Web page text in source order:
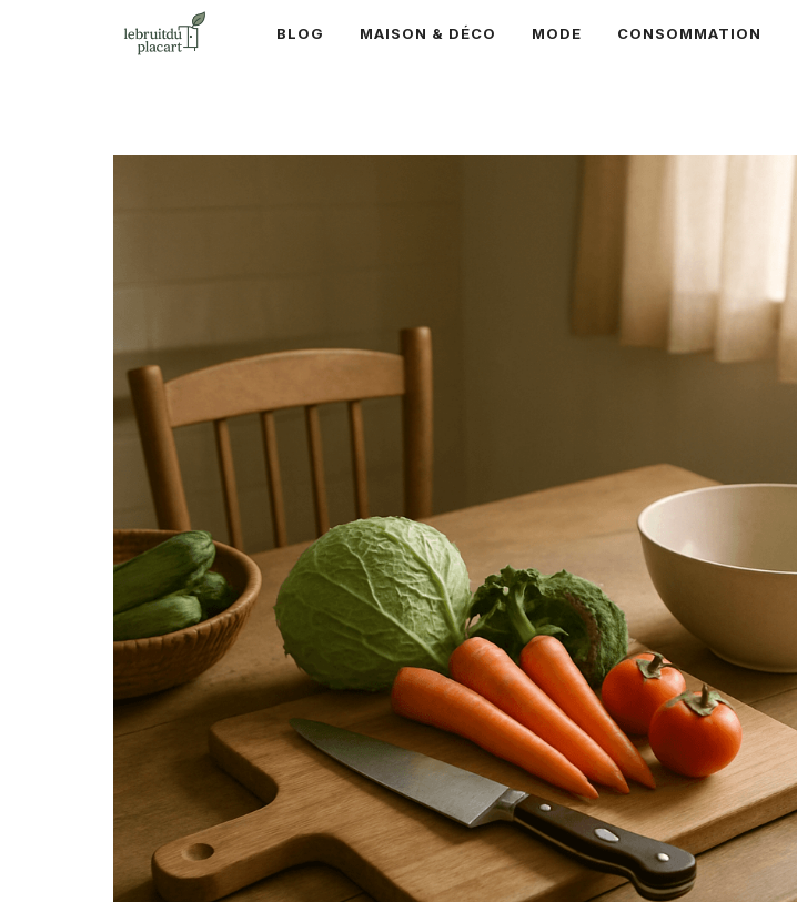
BLOG MAISON & DÉCO MODE CONSOMMATION